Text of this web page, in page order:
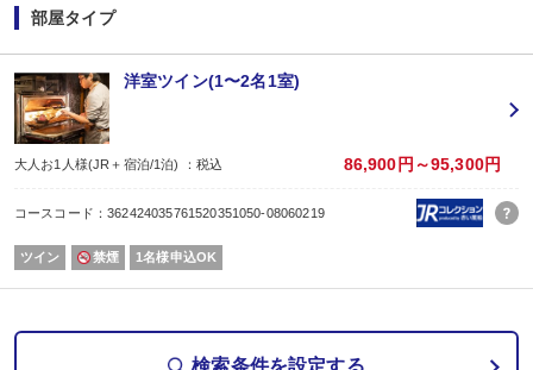
※お子様のお食事について
食事内容…小学生：大人に準じたお食事／幼児（食事・布団付）：お子様用の
小学生でお子様用食事をご希望の方は、事前に当館までご連絡ください。（当
■湯坊いちらくの代名詞【オールインクルーシブ】
〜館内醸造「TENDO BREWERY」のクラフトビールを飲み比べ〜
ビールの他にも、山形の地酒やおつまみ、貸切露天風呂や音楽鑑賞、
ヨガ（火・水・木・日実施※都合により開催されない場合あり)の体験など
ここにしかない時間を自由にご堪能いただけます。
「最高の湯あがり」をコンセプトに、蔵をリノベーションしたBEER STAND
・ビアタイム：15時〜20時（ビールにスパークリングワインなど）
・レイトカフェタイム：20時〜21時30分（オリジナルカクテルをバーテンダー
■各施設のご利用時間
・ロビー：15時〜22時（翌朝はノンアルコール提供）
・大浴場（貸切風呂）：15時〜24時／翌5時〜10時30分
・TSUKIKOMA蔵：15時〜21時30分
部屋タイプ
洋室ツイン(1〜2名1室)
大人お1人様(JR＋宿泊/1泊) ：税込 86,900円～95,300円
コースコード：362424035761520351050-08060219
ツイン 禁煙 1名様申込OK
検索条件を設定する